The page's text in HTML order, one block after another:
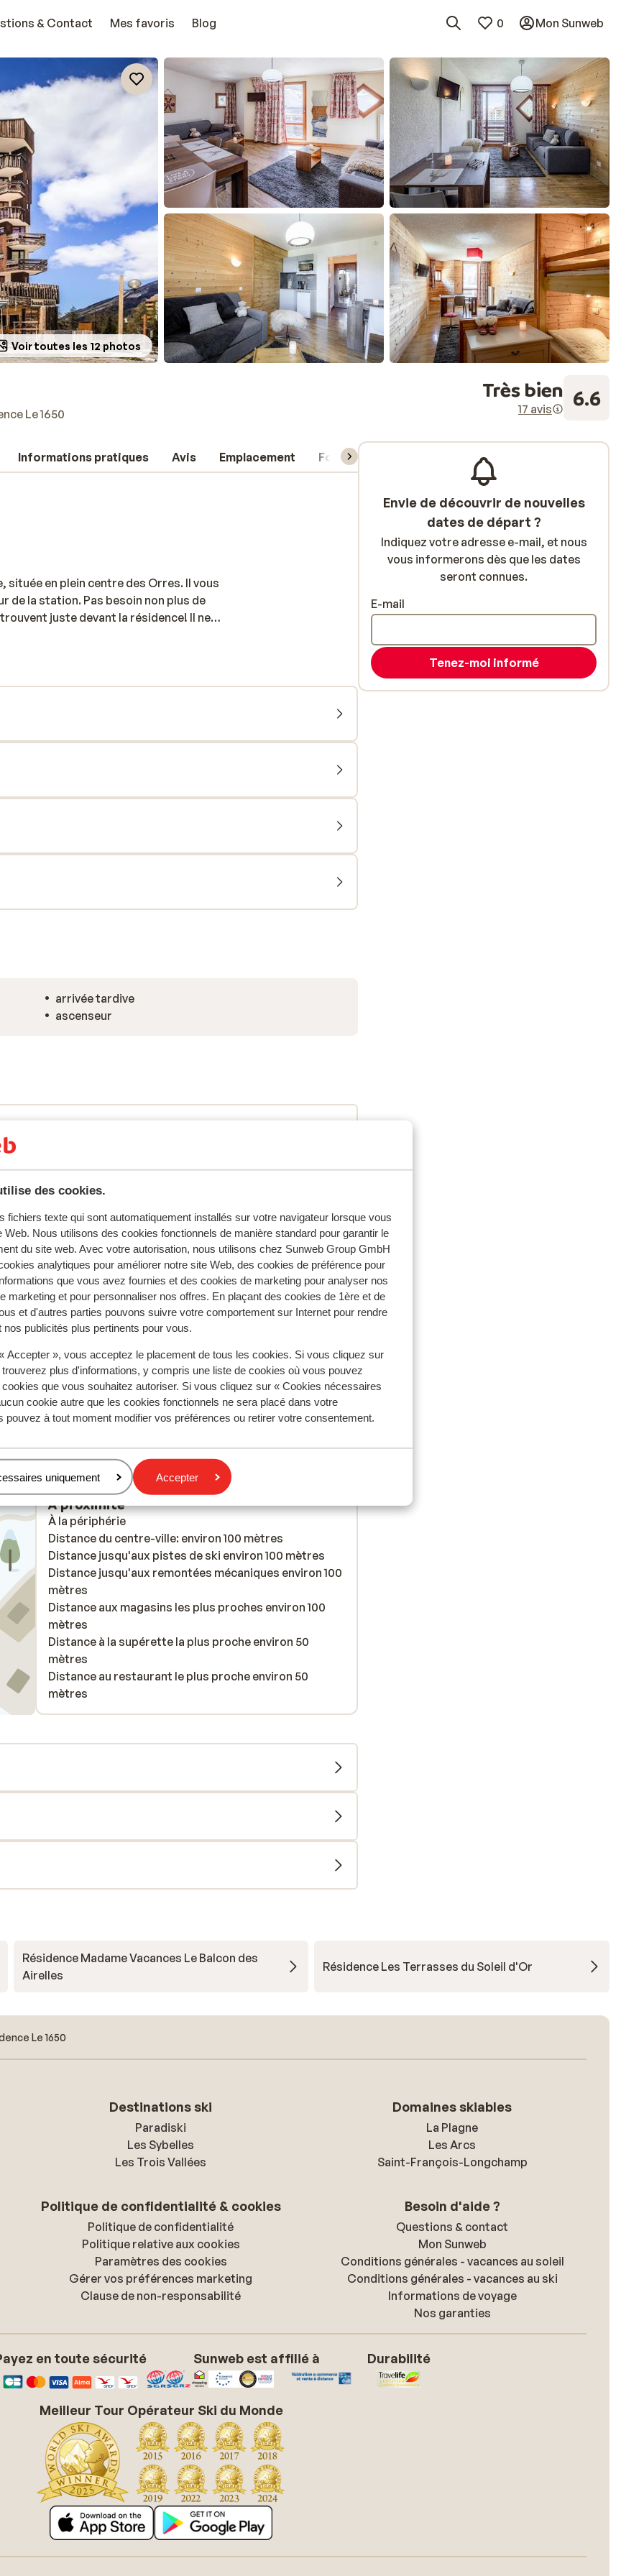
des cookies.
fichiers texte qui sont automatiquement installés sur votre navigateur lorsque vous
Web. Nous utilisons des cookies fonctionnels de manière standard pour garantir le
du site web. Avec votre autorisation, nous utilisons chez Sunweb Group GmbH
analytiques pour améliorer notre site Web, des cookies de préférence pour
que vous avez fournies et des cookies de marketing pour analyser nos
marketing et pour personnaliser nos offres. En plaçant des cookies de 1ère et de
et d'autres parties pouvons suivre votre comportement sur Internet pour rendre
nos publicités plus pertinents pour vous.
Accepter », vous acceptez le placement de tous les cookies. Si vous cliquez sur
plus d'informations, y compris une liste de cookies où vous pouvez
que vous souhaitez autoriser. Si vous cliquez sur « Cookies nécessaires
cookie autre que les cookies fonctionnels ne sera placé dans votre
pouvez à tout moment modifier vos préférences ou retirer votre consentement.
uniquement Accepter
& Contact Mes favoris Blog 0 Mon Sunweb
Voir toutes les 12 photos
Le 1650
Très bien
17 avis 6.6
Informations pratiques Avis Emplacement Forfait, cours et matériel de ski
située en plein centre des Orres. Il vous
la station. Pas besoin non plus de
juste devant la résidence! Il ne
jusqu'à la remontée mécanique la plus
appartements et studios, décorés dans
accueillir de 2 à 10 personnes. Une fois
un certain esprit hivernal, puisque
n'avez pas envie de cuisiner durant
différents restaurants où vous
arrivée tardive
ascenseur
fidèlement leur expérience avec notre produit.
Réservé principalement par couples
de
de
6.7 Très bien
28 févr. 2026
Appartement van 10 personen heeft in de living geen
balkon, is een minpunt; locatie was zeer ok
Appartement van 10 personen heeft in de living geen
balkon, is een minpunt; locatie was zeer ok
Traduire en français (FR)
BenediktFamilles
À proximité
À la périphérie
Distance du centre-ville: environ 100 mètres
Distance jusqu'aux pistes de ski environ 100 mètres
Distance jusqu'aux remontées mécaniques environ 100
mètres
Distance aux magasins les plus proches environ 100
mètres
Distance à la supérette la plus proche environ 50
mètres
Distance au restaurant le plus proche environ 50
mètres
Envie de découvrir de nouvelles
dates de départ ?
Indiquez votre adresse e-mail, et nous
vous informerons dès que les dates
seront connues.
E-mail
Tenez-moi informé
Résidence Madame Vacances Le Balcon des
Airelles
Résidence Les Terrasses du Soleil d'Or
Le 1650
Destinations ski
Paradiski
Les Sybelles
Les Trois Vallées
Domaines skiables
La Plagne
Les Arcs
Saint-François-Longchamp
Politique de confidentialité & cookies
Politique de confidentialité
Politique relative aux cookies
Paramètres des cookies
Gérer vos préférences marketing
Clause de non-responsabilité
Besoin d'aide ?
Questions & contact
Mon Sunweb
Conditions générales - vacances au soleil
Conditions générales - vacances au ski
Informations de voyage
Nos garanties
en toute sécurité Sunweb est affilié à Durabilité
Meilleur Tour Opérateur Ski du Monde